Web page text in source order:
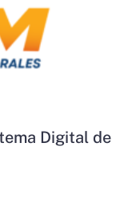
Digital de